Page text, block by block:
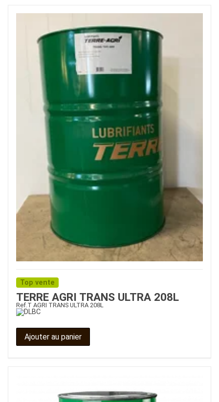
Top vente
TERRE AGRI TRANS ULTRA 208L
Ref.T AGRI TRANS ULTRA 208L
Ajouter au panier